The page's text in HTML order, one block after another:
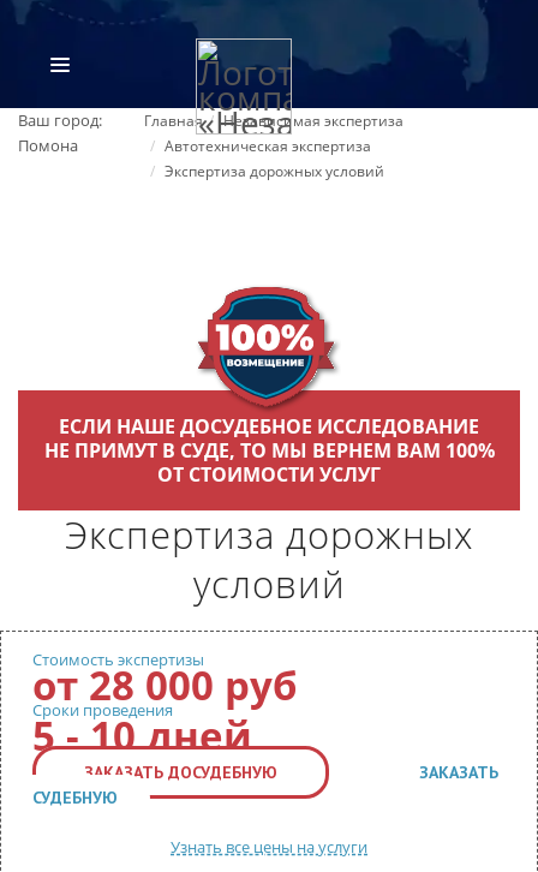
Ваш город:
Помона
КОНТАКТЫ
Обратный звонок
Главная
Независимая экспертиза
Автотехническая экспертиза
Экспертиза дорожных условий
ЕСЛИ НАШЕ ДОСУДЕБНОЕ ИССЛЕДОВАНИЕ
НЕ ПРИМУТ В СУДЕ, ТО МЫ ВЕРНЕМ ВАМ 100%
ОТ СТОИМОСТИ УСЛУГ
Экспертиза дорожных
условий
Стоимость экспертизы
от 28 000 руб
Сроки проведения
5 - 10 дней
ЗАКАЗАТЬ ДОСУДЕБНУЮ
ЗАКАЗАТЬ
СУДЕБНУЮ
Узнать все цены на услуги